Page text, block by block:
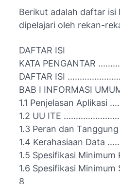
Berikut adalah daftar isi
dipelajari oleh rekan-
DAFTAR ISI
KATA PENGANTAR
DAFTAR ISI
BAB I INFORMASI
1.1 Penjelasan Aplikasi
1.2 UU ITE
1.3 Peran dan
1.4 Kerahasiaan Data
1.5 Spesifikasi
1.6 Spesifikasi
8